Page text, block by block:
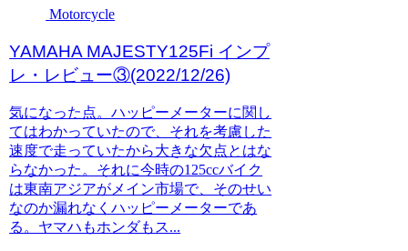
Motorcycle
YAMAHA MAJESTY125Fi インプ
レ・レビュー③(2022/12/26)
気になった点。ハッピーメーターに関し
てはわかっていたので、それを考慮した
速度で走っていたから大きな欠点とはな
らなかった。それに今時の125ccバイク
は東南アジアがメイン市場で、そのせい
なのか漏れなくハッピーメーターであ
る。ヤマハもホンダもス...